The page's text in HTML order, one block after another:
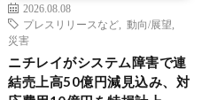
2026.08.08
プレスリリースなど
動向/展望
災害
ニチレイがシステム障害で連
結売上高50億円減見込み、対